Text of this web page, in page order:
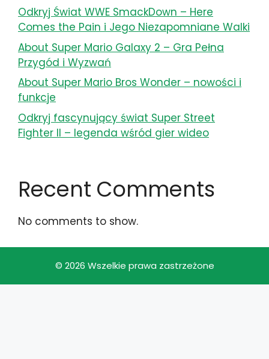
Odkryj Świat WWE SmackDown – Here
Comes the Pain i Jego Niezapomniane Walki
About Super Mario Galaxy 2 – Gra Pełna
Przygód i Wyzwań
About Super Mario Bros Wonder – nowości i
funkcje
Odkryj fascynujący świat Super Street
Fighter II – legenda wśród gier wideo
Recent Comments
No comments to show.
© 2026 Wszelkie prawa zastrzeżone